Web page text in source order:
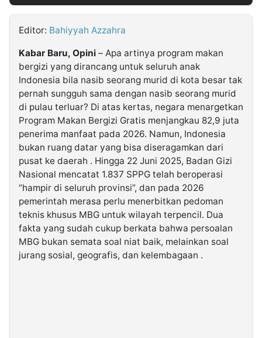
Kabarbaru.co
2026
Kabarbaru
Media
Holding
Editor: Bahiyyah Azzahra
Kabar Baru, Opini – Apa artinya program makan
bergizi yang dirancang untuk seluruh anak
Indonesia bila nasib seorang murid di kota besar tak
pernah sungguh sama dengan nasib seorang murid
di pulau terluar? Di atas kertas, negara menargetkan
Program Makan Bergizi Gratis menjangkau 82,9 juta
penerima manfaat pada 2026. Namun, Indonesia
bukan ruang datar yang bisa diseragamkan dari
pusat ke daerah . Hingga 22 Juni 2025, Badan Gizi
Nasional mencatat 1.837 SPPG telah beroperasi
“hampir di seluruh provinsi”, dan pada 2026
pemerintah merasa perlu menerbitkan pedoman
teknis khusus MBG untuk wilayah terpencil. Dua
fakta yang sudah cukup berkata bahwa persoalan
MBG bukan semata soal niat baik, melainkan soal
jurang sosial, geografis, dan kelembagaan .